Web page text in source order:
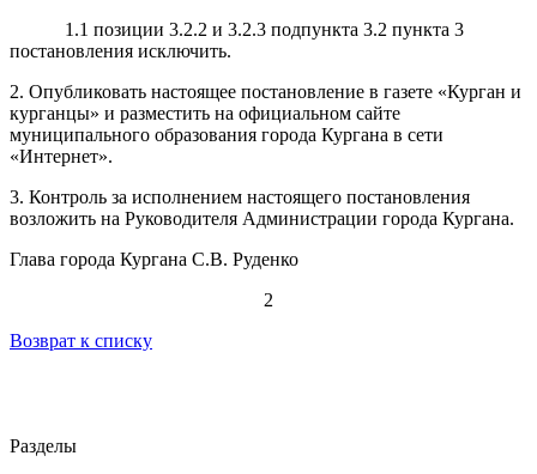
1.1 позиции 3.2.2 и 3.2.3 подпункта 3.2 пункта 3
постановления исключить.
2. Опубликовать настоящее постановление в газете «Курган и
курганцы» и разместить на официальном сайте
муниципального образования города Кургана в сети
«Интернет».
3. Контроль за исполнением настоящего постановления
возложить на Руководителя Администрации города Кургана.
Глава города Кургана С.В. Руденко
2
Возврат к списку
Разделы